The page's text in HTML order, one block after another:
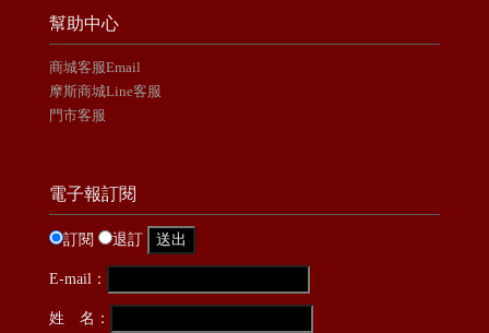
幫助中心
商城客服Email
摩斯商城Line客服
門市客服
電子報訂閱
訂閱 退訂
E-mail：
姓 名：